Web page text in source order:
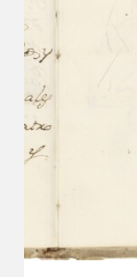
PREMIO ARAGÓN GOYA
SHOP
EDUCA